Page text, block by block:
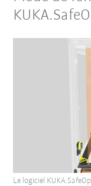
Le logiciel